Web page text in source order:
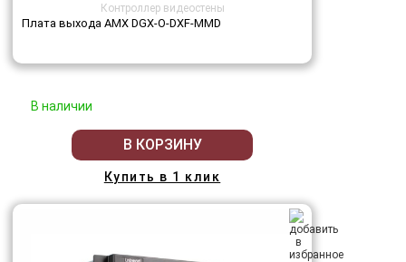
Контроллер видеостены
Плата выхода AMX DGX-O-DXF-MMD
В наличии
В КОРЗИНУ
Купить в 1 клик